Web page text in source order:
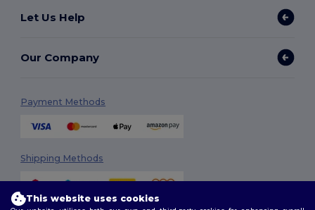
Let Us Help
Our Company
Payment Methods
Shipping Methods
This website uses cookies